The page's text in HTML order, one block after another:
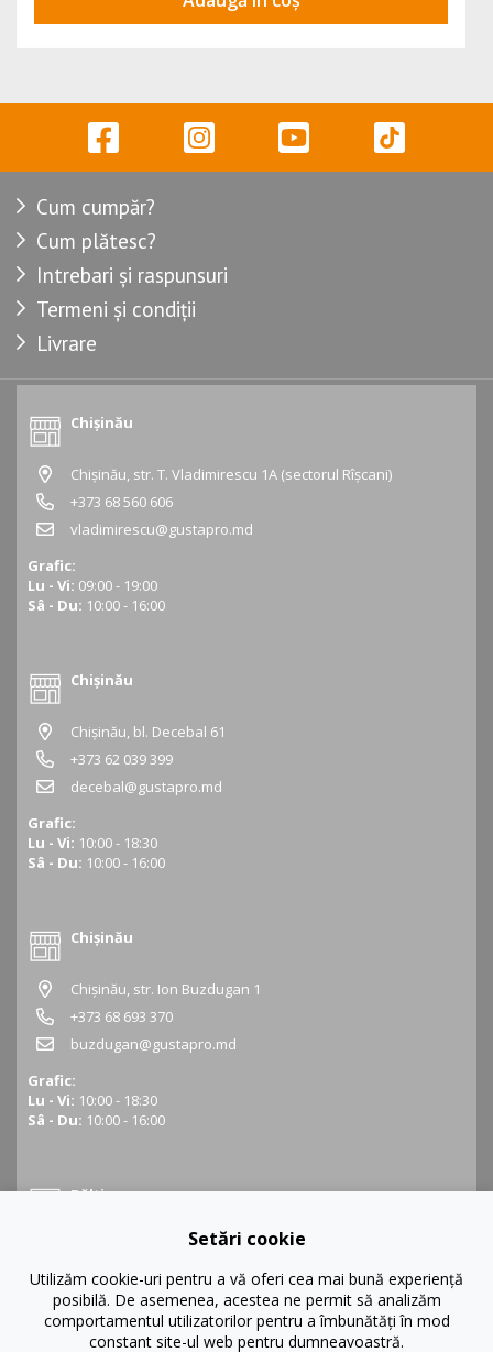
Cum cumpăr?
Cum plătesc?
Intrebari și raspunsuri
Termeni și condiții
Livrare
Chișinău
Chișinău, str. T. Vladimirescu 1A (sectorul Rîșcani)
+373 68 560 606
vladimirescu@gustapro.md
Grafic:
Lu - Vi: 09:00 - 19:00
Sâ - Du: 10:00 - 16:00
Chișinău
Chișinău, bl. Decebal 61
+373 62 039 399
decebal@gustapro.md
Grafic:
Lu - Vi: 10:00 - 18:30
Sâ - Du: 10:00 - 16:00
Chișinău
Chișinău, str. Ion Buzdugan 1
+373 68 693 370
buzdugan@gustapro.md
Grafic:
Lu - Vi: 10:00 - 18:30
Sâ - Du: 10:00 - 16:00
Bălți
Bălți, str. Ștefan cel Mare 16
+373 68 452 945
balti@gustapro.md
Setări cookie
Utilizăm cookie-uri pentru a vă oferi cea mai bună experiență
posibilă. De asemenea, acestea ne permit să analizăm
comportamentul utilizatorilor pentru a îmbunătăți în mod
constant site-ul web pentru dumneavoastră.